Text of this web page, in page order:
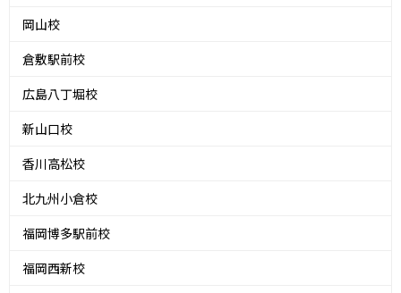
岡山校
倉敷駅前校
広島八丁堀校
新山口校
香川高松校
北九州小倉校
福岡博多駅前校
福岡西新校